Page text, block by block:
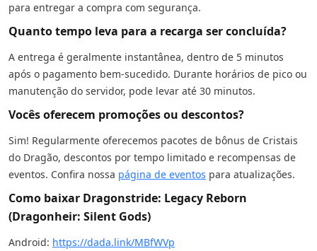
para entregar a compra com segurança.
Quanto tempo leva para a recarga ser concluída?
A entrega é geralmente instantânea, dentro de 5 minutos
após o pagamento bem-sucedido. Durante horários de pico ou
manutenção do servidor, pode levar até 30 minutos.
Vocês oferecem promoções ou descontos?
Sim! Regularmente oferecemos pacotes de bônus de Cristais
do Dragão, descontos por tempo limitado e recompensas de
eventos. Confira nossa página de eventos para atualizações.
Como baixar Dragonstride: Legacy Reborn
(Dragonheir: Silent Gods)
Android: https://dada.link/MBfWVp